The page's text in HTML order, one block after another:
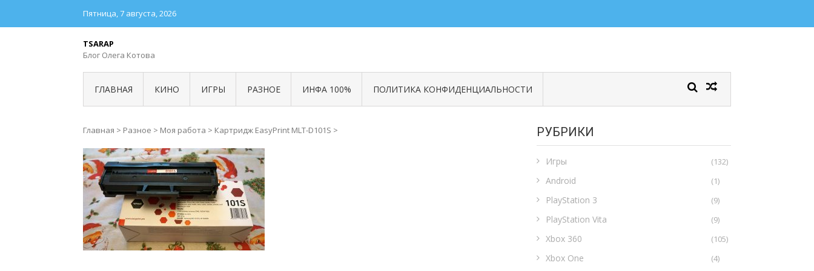
Пятница, 7 августа, 2026
TSARAP
Блог Олега Котова
ГЛАВНАЯ КИНО ИГРЫ РАЗНОЕ ИНФА 100% ПОЛИТИКА КОНФИДЕНЦИАЛЬНОСТИ
Главная > Разное > Моя работа > Картридж EasyPrint MLT-D101S > РУБРИКИ
Игры (132)
Android (1)
PlayStation 3 (9)
PlayStation Vita (9)
Xbox 360 (105)
Xbox One (4)